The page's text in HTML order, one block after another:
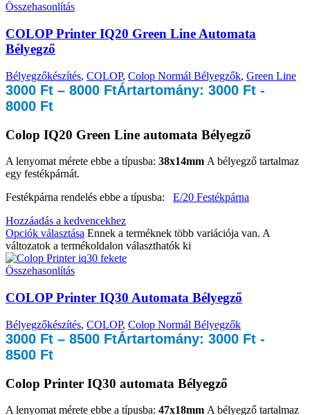
Összehasonlítás
COLOP Printer IQ20 Green Line Automata
Bélyegző
Bélyegzőkészítés, COLOP, Colop Normál Bélyegzők, Green Line
3000 Ft – 8000 FtÁrtartomány: 3000 Ft -
8000 Ft
Colop IQ20 Green Line automata Bélyegző
A lenyomat mérete ebbe a típusba: 38x14mm A bélyegző tartalmaz
egy festékpárnát.
Festékpárna rendelés ebbe a típusba: E/20 Festékpárna
Hozzáadás a kedvencekhez
Opciók választása Ennek a terméknek több variációja van. A
változatok a termékoldalon választhatók ki
Összehasonlítás
COLOP Printer IQ30 Automata Bélyegző
Bélyegzőkészítés, COLOP, Colop Normál Bélyegzők
3000 Ft – 8500 FtÁrtartomány: 3000 Ft -
8500 Ft
Colop Printer IQ30 automata Bélyegző
A lenyomat mérete ebbe a típusba: 47x18mm A bélyegző tartalmaz